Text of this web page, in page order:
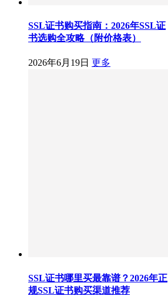
SSL证书购买指南：2026年SSL证
书选购全攻略（附价格表）
2026年6月19日 更多
SSL证书哪里买最靠谱？2026年正
规SSL证书购买渠道推荐